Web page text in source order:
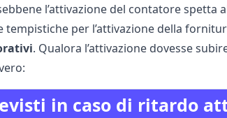
l’attivazione del contatore spetta
tempistiche per l’attivazione della
. Qualora l’attivazione dovesse
in caso di ritardo